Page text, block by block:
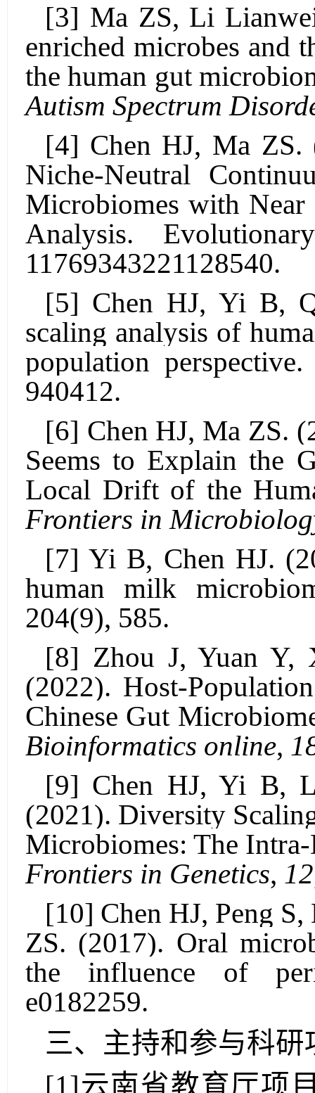
[3] Ma ZS, Li
enriched microbes and
the human gut
Autism Spectrum
[4] Chen HJ, Ma ZS.
Niche-Neutral
Microbiomes with
Analysis.
11769343221128540.
[5] Chen HJ, Yi B,
scaling analysis of
population
940412.
[6] Chen HJ, Ma ZS.
Seems to Explain the
Local Drift of the
Frontiers in M
[7] Yi B, Chen HJ.
human milk
204(9), 585.
[8] Zhou J, Yuan
(2022). Host-
Chinese Gut
Bioinformatics online,
[9] Chen HJ, Yi B,
(2021). Diversity
Microbiomes: The
Frontiers in Genetics, 12
[10] Chen HJ, Peng
ZS. (2017). Oral
the influence of
e0182259.
三、主持和参与科研
[1]云南省教育厅项